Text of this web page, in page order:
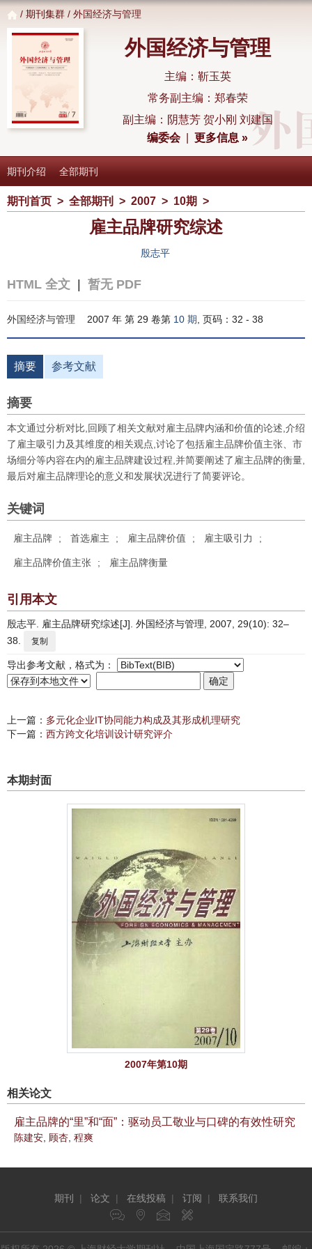
/ 期刊集群 / 外国经济与管理
外国经济与管理
主编：靳玉英
常务副主编：郑春荣
副主编：阴慧芳 贺小刚 刘建国
编委会|更多信息 »
期刊介绍 全部期刊
期刊首页 > 全部期刊 > 2007 > 10期 >
雇主品牌研究综述
殷志平
HTML 全文 暂无 PDF
外国经济与管理 2007 年 第 29 卷第 10 期 , 页码：32 - 38
摘要 参考文献
摘要
本文通过分析对比,回顾了相关文献对雇主品牌内涵和价值的论述,介绍
了雇主吸引力及其维度的相关观点,讨论了包括雇主品牌价值主张、市
场细分等内容在内的雇主品牌建设过程,并简要阐述了雇主品牌的衡量,
最后对雇主品牌理论的意义和发展状况进行了简要评论。
关键词
雇主品牌 ; 首选雇主 ; 雇主品牌价值 ; 雇主吸引力 ;
雇主品牌价值主张 ; 雇主品牌衡量
引用本文
殷志平. 雇主品牌研究综述[J]. 外国经济与管理, 2007, 29(10): 32–
38.
复制
导出参考文献，格式为：
上一篇： 多元化企业IT协同能力构成及其形成机理研究
下一篇： 西方跨文化培训设计研究评介
本期封面
2007年第10期
相关论文
雇主品牌的“里”和“面”：驱动员工敬业与口碑的有效性研究
陈建安 顾杏 程爽
期刊 | 论文 | 在线投稿 | 订阅 | 联系我们